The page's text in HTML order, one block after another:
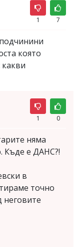
1 7
която
1 0
няма
Къде е ДАНС?!
в
точно
неговите